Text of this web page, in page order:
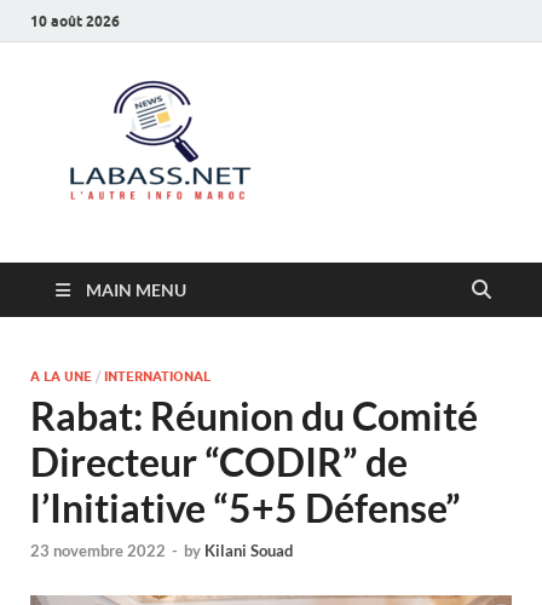
10 août 2026
MAIN MENU
A LA UNE / INTERNATIONAL
Rabat: Réunion du Comité
Directeur “CODIR” de
l’Initiative “5+5 Défense”
23 novembre 2022 - by Kilani Souad